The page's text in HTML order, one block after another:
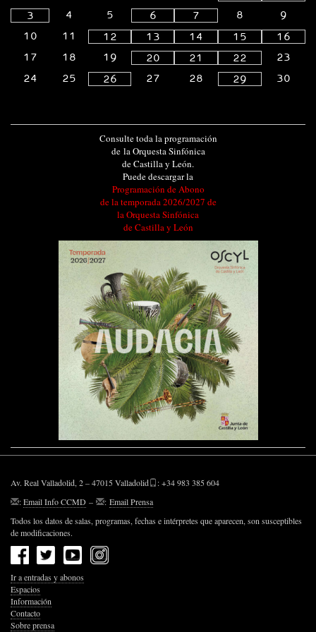
3
4 5 6 7 8
9
10
11 12 13 14 15
16
17
18 19 20 21 22
23
24
25 26 27 28 29 30
Consulte toda la programación
de la Orquesta Sinfónica
de Castilla y León.
Puede descargar la
Programación de Abono
de la temporada 2026/2027 de
la Orquesta Sinfónica
de Castilla y León
Av. Real Valladolid, 2 – 47015 Valladolid
: +34 983 385 604
:Email Info CCMD – : Email Prensa
Todos los datos de salas, programas, fechas e intérpretes que aparecen, son susceptibles
de modificaciones.
Ir a entradas y abonos
Espacios
Información
Contacto
Sobre prensa